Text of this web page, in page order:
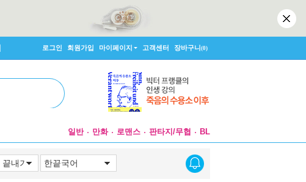
로그인 회원가입 마이페이지 고객센터 장바구니(0)
일반 만화 로맨스 판타지/무협 BL